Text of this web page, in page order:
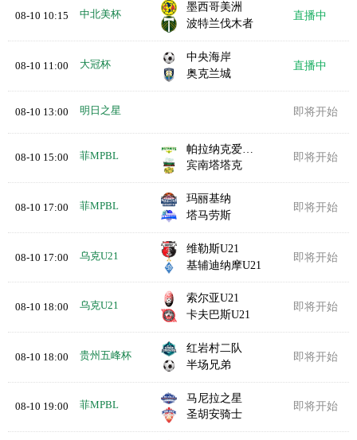
08-10 10:15 中北美杯
墨西哥美洲
波特兰伐木者
直播中
08-10 11:00 大冠杯
中央海岸
奥克兰城
直播中
08-10 13:00 明日之星 即将开始
08-10 15:00 菲MPBL
帕拉纳克爱国者队
宾南塔塔克
即将开始
08-10 17:00 菲MPBL
玛丽基纳
塔马劳斯
即将开始
08-10 17:00 乌克U21
维勒斯U21
基辅迪纳摩U21
即将开始
08-10 18:00 乌克U21
索尔亚U21
卡夫巴斯U21
即将开始
08-10 18:00 贵州五峰杯
红岩村二队
半场兄弟
即将开始
08-10 19:00 菲MPBL
马尼拉之星
圣胡安骑士
即将开始